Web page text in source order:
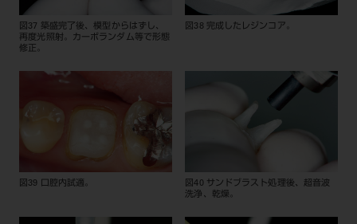
図37 築盛完了後、模型からはずし、
再度光照射。カーボランダム等で形態
修正。
図38 完成したレジンコア。
図39 口腔内試適。
図40 サンドブラスト処理後、超音波
洗浄、乾燥。